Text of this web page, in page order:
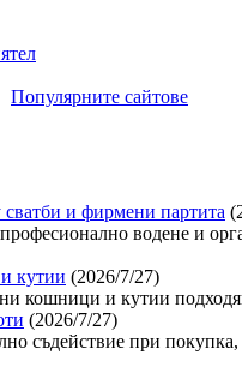
Популярните сайтове
и фирмени партита
водене и
кутии (2026/7/27)
кошници и кутии
(2026/7/27)
съдействие при